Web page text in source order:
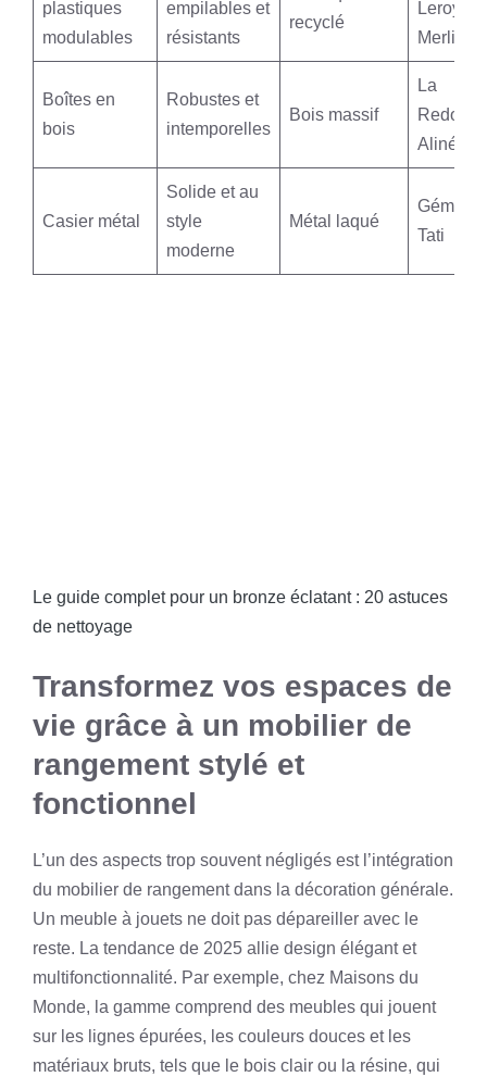
plastiques
modulables
empilables et
résistants
recyclé
Leroy
Merlin
Boîtes en
bois
Robustes et
intemporelles
Bois massif
La
Redoute,
Alinéa
Casier métal
Solide et au
style
moderne
Métal laqué
Gémo,
Tati
Le guide complet pour un bronze éclatant : 20 astuces
de nettoyage
Transformez vos espaces de
vie grâce à un mobilier de
rangement stylé et
fonctionnel
L’un des aspects trop souvent négligés est l’intégration
du mobilier de rangement dans la décoration générale.
Un meuble à jouets ne doit pas dépareiller avec le
reste. La tendance de 2025 allie design élégant et
multifonctionnalité. Par exemple, chez Maisons du
Monde, la gamme comprend des meubles qui jouent
sur les lignes épurées, les couleurs douces et les
matériaux bruts, tels que le bois clair ou la résine, qui